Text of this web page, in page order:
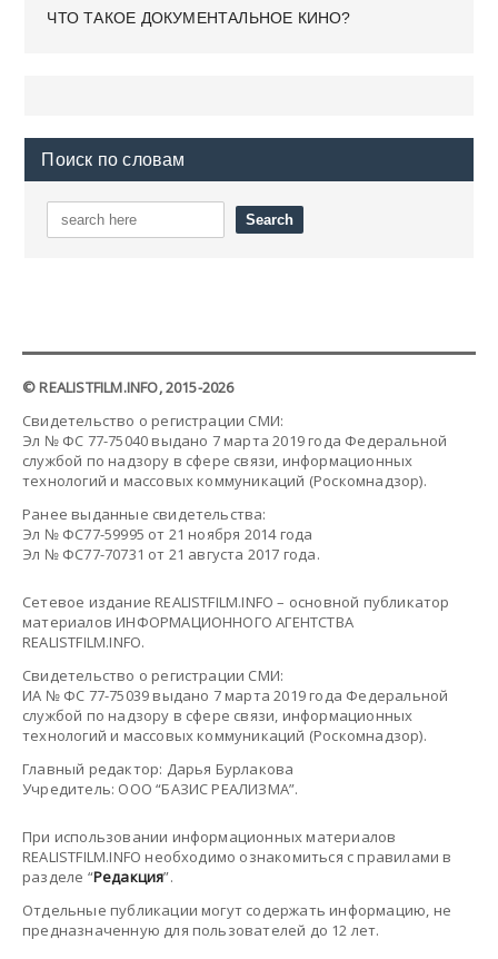
ЧТО ТАКОЕ ДОКУМЕНТАЛЬНОЕ КИНО?
Поиск по словам
© REALISTFILM.INFO, 2015-2026
Свидетельство о регистрации СМИ:
Эл № ФС 77-75040 выдано 7 марта 2019 года Федеральной
службой по надзору в сфере связи, информационных
технологий и массовых коммуникаций (Роскомнадзор).
Ранее выданные свидетельства:
Эл № ФС77-59995 от 21 ноября 2014 года
Эл № ФС77-70731 от 21 августа 2017 года.
Сетевое издание REALISTFILM.INFO – основной публикатор
материалов ИНФОРМАЦИОННОГО АГЕНТСТВА
REALISTFILM.INFO.
Свидетельство о регистрации СМИ:
ИА № ФС 77-75039 выдано 7 марта 2019 года Федеральной
службой по надзору в сфере связи, информационных
технологий и массовых коммуникаций (Роскомнадзор).
Главный редактор: Дарья Бурлакова
Учредитель: ООО “БАЗИС РЕАЛИЗМА”.
При использовании информационных материалов
REALISTFILM.INFO необходимо ознакомиться с правилами в
разделе “Редакция”.
Отдельные публикации могут содержать информацию, не
предназначенную для пользователей до 12 лет.